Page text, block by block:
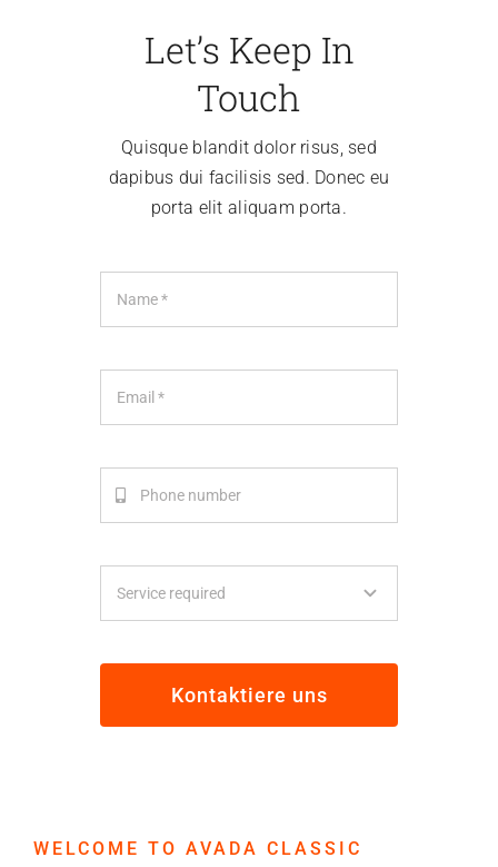
Mitglied werdenLet’s Keep In
Touch
Quisque blandit dolor risus, sed
dapibus dui facilisis sed. Donec eu
porta elit aliquam porta.
Kontaktiere uns
WELCOME TO AVADA CLASSIC